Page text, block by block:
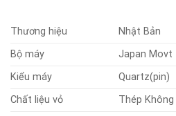
Thương hiệu
Nhật Bản
Bộ máy
Japan Movt
Kiểu máy
Quartz(pin)
Chất liệu vỏ
Thép